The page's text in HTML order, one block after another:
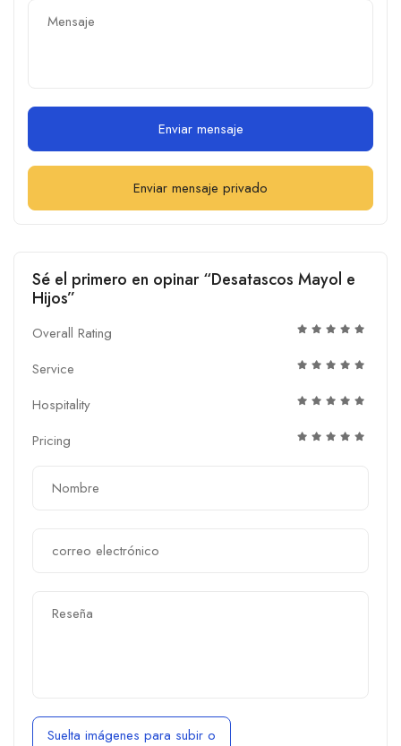
Enviar mensaje
Enviar mensaje privado
Sé el primero en opinar “Desatascos Mayol e
Hijos”
Overall Rating
Service
Hospitality
Pricing
Suelta imágenes para subir o